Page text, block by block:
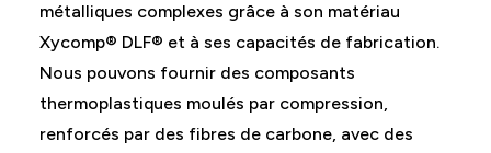
métalliques complexes grâce à son matériau
Xycomp® DLF® et à ses capacités de fabrication.
Nous pouvons fournir des composants
thermoplastiques moulés par compression,
renforcés par des fibres de carbone, avec des